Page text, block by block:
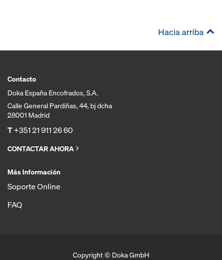
Hacia arriba
Contacto
Doka España Encofrados, S.A.
Calle General Pardiñas, 44, bj dcha
28001 Madrid
T+351 21 911 26 60
CONTACTAR AHORA
Más Información
Soporte Online
FAQ
Copyright © Doka GmbH